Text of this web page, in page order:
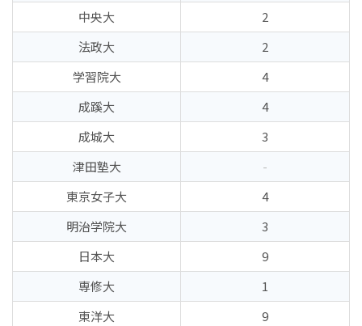
中央大
2
法政大
2
学習院大
4
成蹊大
4
成城大
3
津田塾大
-
東京女子大
4
明治学院大
3
日本大
9
専修大
1
東洋大
9